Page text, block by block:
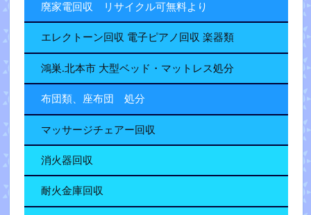
廃家電回収 リサイクル可無料より
エレクトーン回収 電子ピアノ回収 楽器類
鴻巣.北本市 大型ベッド・マットレス処分
布団類、座布団 処分
マッサージチェアー回収
消火器回収
耐火金庫回収